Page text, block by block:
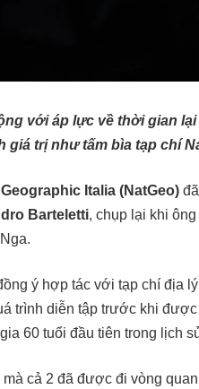
với áp lực về thời gian
giá trị như tấm bìa tạp chí
Italia (NatGeo)
Barteletti, chụp lại khi
ý hợp tác với tạp chí địa
trình diễn tập trước khi
60 tuổi đầu tiên trong lịch
cả 2 đã được đi vòng